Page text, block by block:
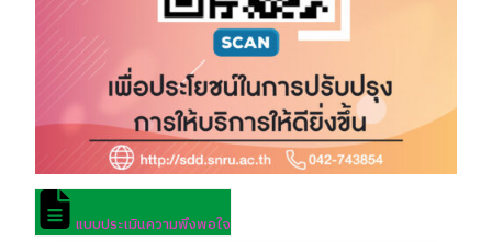
แบบประเมินความพึงพอใจ